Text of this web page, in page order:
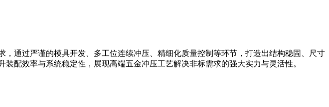
通过严谨的模具开发、多工位连续冲压、精细化质量控制等环节，打造出结构稳固、尺寸
配效率与系统稳定性，展现高端五金冲压工艺解决非标需求的强大实力与灵活性。